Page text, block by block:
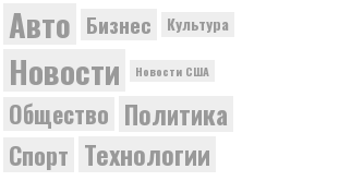
Авто Бизнес Культура
Новости Новости США
Общество Политика
Спорт Технологии